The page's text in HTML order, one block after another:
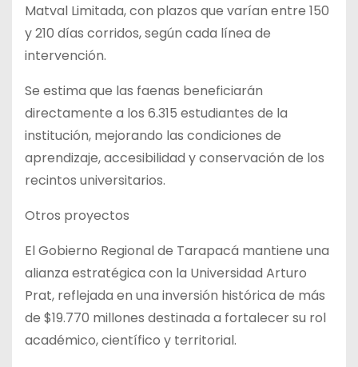
Matval Limitada, con plazos que varían entre 150
y 210 días corridos, según cada línea de
intervención.
Se estima que las faenas beneficiarán
directamente a los 6.315 estudiantes de la
institución, mejorando las condiciones de
aprendizaje, accesibilidad y conservación de los
recintos universitarios.
Otros proyectos
El Gobierno Regional de Tarapacá mantiene una
alianza estratégica con la Universidad Arturo
Prat, reflejada en una inversión histórica de más
de $19.770 millones destinada a fortalecer su rol
académico, científico y territorial.